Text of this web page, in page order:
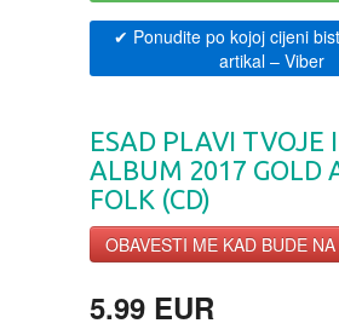
DRUSTVENA IGRA
EDUKATIVNI
EROTSKI
ESEJISTIKA
✔ Ponudite po kojoj cijeni
artikal– Viber
ESAD PLAVI TVOJE
ALBUM 2017 GOLD
FOLK (CD)
OBAVESTI ME KAD BUDE
5.99 EUR